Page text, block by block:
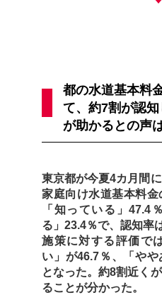
都の水道基本料
て、約7割が認
が助かるとの声
東京都が今夏4カ月間
家庭向け水道基本料金
「知っている」47.4
る」23.4％で、認知率
施策に対する評価で
い」が46.7％、「や
となった。約8割近く
ることが分かった。